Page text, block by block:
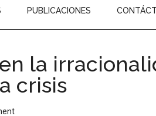
PUBLICACIONES
la
crisis